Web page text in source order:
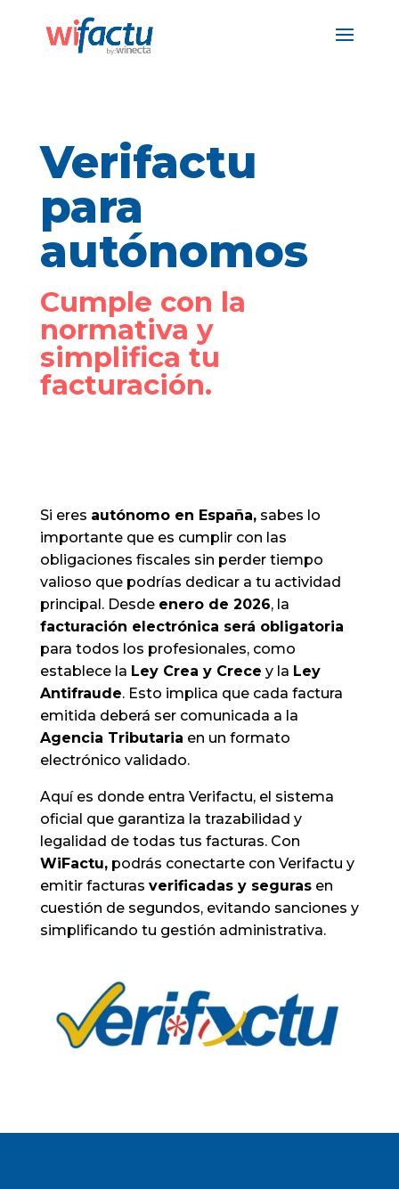
Verifactu
para
autónomos
Cumple con la
normativa y
simplifica tu
facturación.
Si eres autónomo en España,sabes lo
importante que es cumplir con las
obligaciones fiscales sin perder tiempo
valioso que podrías dedicar a tu actividad
principal. Desde enero de 2026, la
facturación electrónica será obligatoria
para todos los profesionales, como
establece la Ley Crea y Crece y la Ley
Antifraude. Esto implica que cada factura
emitida deberá ser comunicada a la
Agencia Tributaria en un formato
electrónico validado.
Aquí es donde entra Verifactu, el sistema
oficial que garantiza la trazabilidad y
legalidad de todas tus facturas. Con
WiFactu,podrás conectarte con Verifactu y
emitir facturas verificadas y segurasen
cuestión de segundos, evitando sanciones y
simplificando tu gestión administrativa.